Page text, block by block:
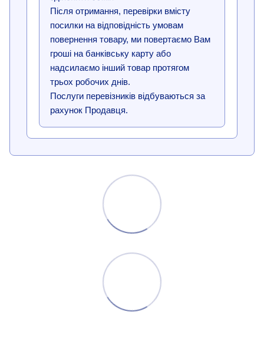
Після отримання, перевірки вмісту
посилки на відповідність умовам
повернення товару, ми повертаємо Вам
гроші на банківську карту або
надсилаємо інший товар протягом
трьох робочих днів.
Послуги перевізників відбуваються за
рахунок Продавця.